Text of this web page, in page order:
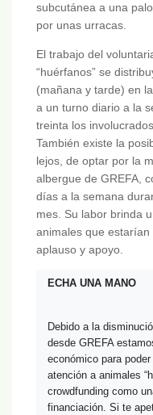
subcutánea a una
por unas urracas.
El trabajo del
“huérfanos” se
(mañana y tarde) en
a un turno diario a la
treinta los
También existe la
lejos, de optar por la
albergue de GREFA,
días a la semana
mes. Su labor brinda
animales que
aplauso y apoyo.
ECHA UNA MANO
Debido a la
desde GREFA
económico para
atención a animales
crowdfunding como
financiación. Si te